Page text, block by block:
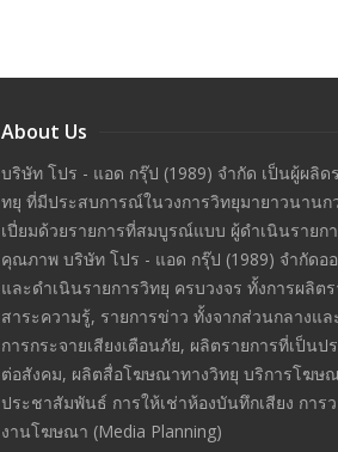
About Us
บริษัท โปร - แอด กรุ๊ป (1989) จำกัด เป็นผู้ผลิด
ทยุ ที่มีประสบการณ์ในวงการวิทยุมายาวนานก
เปี่ยมด้วยรายการที่สมบูรณ์แบบ ผู้ดำเนินรายก
คุณภาพ บริษัท โปร - แอด กรุ๊ป (1989) จำกัดอ
และดำเนินรายการวิทยุ ครบวงจร ทั้งการผลิต
สาระความรู้, รายการข่าว ทั้งจากส่วนกลางแล
การกระจายเสียงเตือนภัย, ผลิตรายการที่เป็นป
ต่อสังคม, ผลิตสื่อโฆษณาทางวิทยุ บริการโฆษ
ประชาสัมพันธ์ การให้เช่าห้องบันทึกเสียง การ
งานโฆษณา (Media Planning)